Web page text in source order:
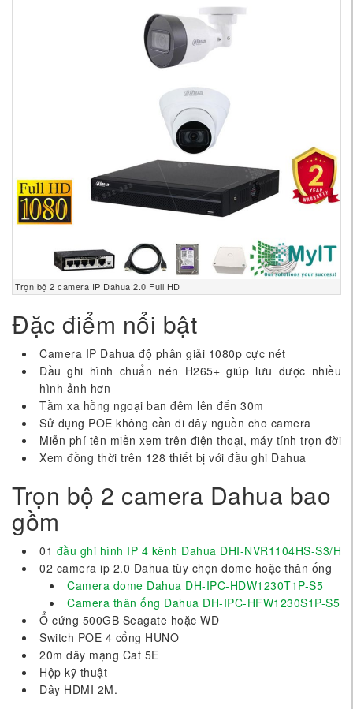
Trọn bộ 2 camera IP Dahua 2.0 Full HD
Đặc điểm nổi bật
Camera IP Dahua độ phân giải 1080p cực nét
Đầu ghi hình chuẩn nén H265+ giúp lưu được nhiều
hình ảnh hơn
Tầm xa hồng ngoại ban đêm lên đến 30m
Sử dụng POE không cần đi dây nguồn cho camera
Miễn phí tên miền xem trên điện thoại, máy tính trọn đời
Xem đồng thời trên 128 thiết bị với đầu ghi Dahua
Trọn bộ 2 camera Dahua bao
gồm
01 đầu ghi hình IP 4 kênh Dahua DHI-NVR1104HS-S3/H
02 camera ip 2.0 Dahua tùy chọn dome hoặc thân ống
Camera dome Dahua DH-IPC-HDW1230T1P-S5
Camera thân ống Dahua DH-IPC-HFW1230S1P-S5
Ổ cứng 500GB Seagate hoặc WD
Switch POE 4 cổng HUNO
20m dây mạng Cat 5E
Hộp kỹ thuật
Dây HDMI 2M.